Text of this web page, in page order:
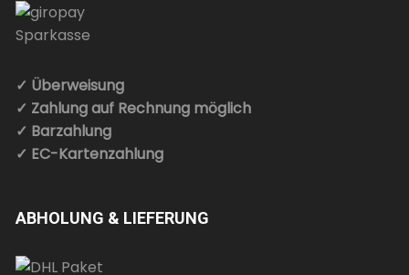
✓ Überweisung
✓ Zahlung auf Rechnung möglich
✓ Barzahlung
✓ EC-Kartenzahlung
ABHOLUNG & LIEFERUNG